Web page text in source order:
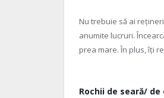
Nu trebuie să ai
anumite lucruri.
prea mare. În plus, îți
Rochii de seară/